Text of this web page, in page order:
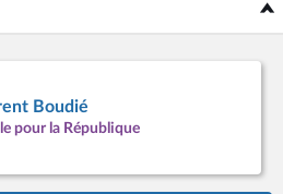
d’informations</b>
Boudié
pour la République